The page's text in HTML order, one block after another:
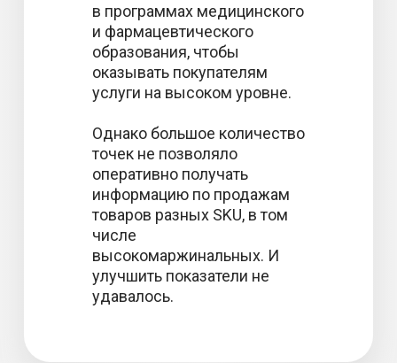
в программах медицинского
и фармацевтического
образования, чтобы
оказывать покупателям
услуги на высоком уровне.
Однако большое количество
точек не позволяло
оперативно получать
информацию по продажам
товаров разных SKU, в том
числе
высокомаржинальных. И
улучшить показатели не
удавалось.